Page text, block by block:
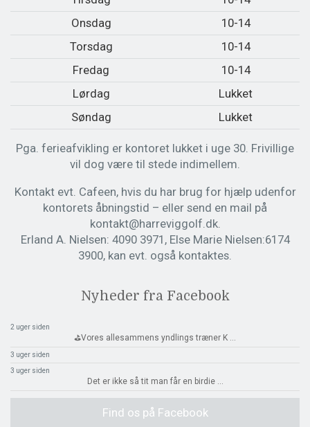
Onsdag
10-14
Torsdag
10-14
Fredag
10-14
Lørdag
Lukket
Søndag
Lukket
Pga. ferieafvikling er kontoret lukket i uge 30. Frivillige
vil dog være til stede indimellem.
Kontakt evt. Cafeen, hvis du har brug for hjælp udenfor
kontorets åbningstid – eller send en mail på
kontakt@harreviggolf.dk.
Erland A. Nielsen: 4090 3971, Else Marie Nielsen:6174
3900, kan evt. også kontaktes.
Nyheder fra Facebook
2 uger siden
⛳️Vores allesammens yndlings træner K
3 uger siden
3 uger siden
Det er ikke så tit man får en birdie
Find os på Facebook